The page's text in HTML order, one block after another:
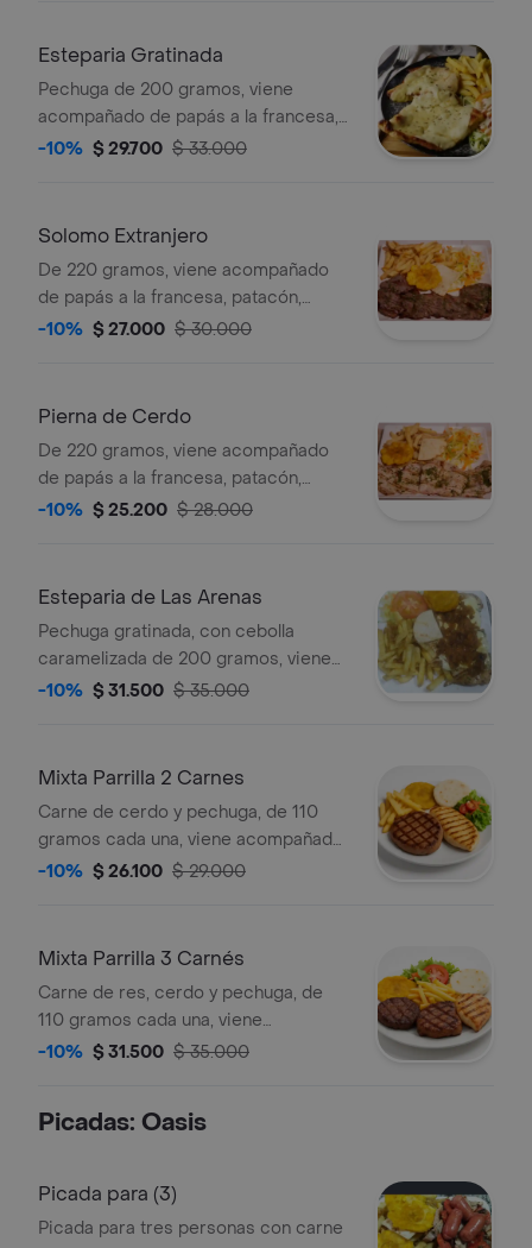
Esteparia Gratinada
Pechuga de 200 gramos, viene
acompañado de papás a la francesa,
patacón, arepa y ensalada.
-10% $ 29.700 $ 33.000
Solomo Extranjero
De 220 gramos, viene acompañado
de papás a la francesa, patacón,
arepa y ensalada.
-10% $ 27.000 $ 30.000
Pierna de Cerdo
De 220 gramos, viene acompañado
de papás a la francesa, patacón,
arepa y ensalada.
-10% $ 25.200 $ 28.000
Esteparia de Las Arenas
Pechuga gratinada, con cebolla
caramelizada de 200 gramos, viene
acompañada de papás a la francesa,
-10% $ 31.500 $ 35.000
Mixta Parrilla 2 Carnes
Carne de cerdo y pechuga, de 110
gramos cada una, viene acompañado
de papás a la francesa, patacón,
-10% $ 26.100 $ 29.000
Mixta Parrilla 3 Carnés
Carne de res, cerdo y pechuga, de
110 gramos cada una, viene
acompañado de papás a la francesa,
-10% $ 31.500 $ 35.000
Picadas: Oasis
Picada para (3)
Picada para tres personas con carne